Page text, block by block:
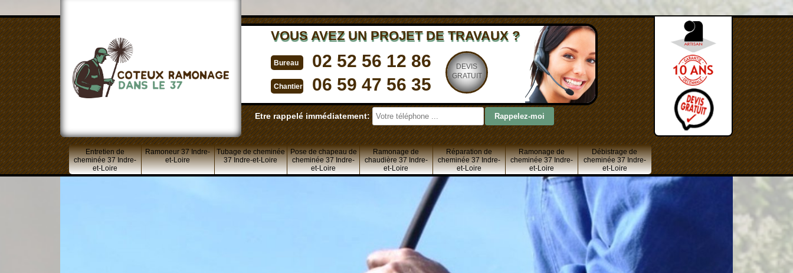
VOUS AVEZ UN PROJET DE TRAVAUX ?
Bureau 02 52 56 12 86
Chantier 06 59 47 56 35
DEVIS
GRATUIT
Etre rappelé immédiatement:
Entretien de
cheminée 37 Indre-
et-Loire
Ramoneur 37 Indre-
et-Loire
Tubage de cheminée
37 Indre-et-Loire
Pose de chapeau de
cheminée 37 Indre-
et-Loire
Ramonage de
chaudière 37 Indre-
et-Loire
Réparation de
cheminée 37 Indre-
et-Loire
Ramonage de
cheminée 37 Indre-
et-Loire
Débistrage de
cheminée 37 Indre-
et-Loire